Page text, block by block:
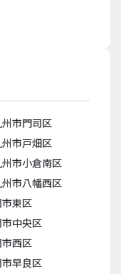
市門司区
市戸畑区
市小倉南区
市八幡西区
東区
中央区
西区
早良区